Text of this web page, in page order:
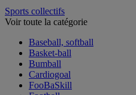
Sports collectifs
Baseball, softball
Basket-ball
Bumball
Cardiogoal